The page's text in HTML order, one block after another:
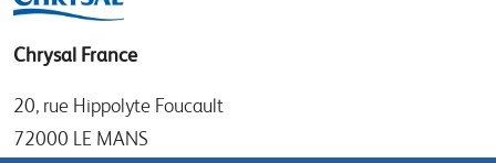
Chrysal France
20, rue Hippolyte Foucault
72000 LE MANS